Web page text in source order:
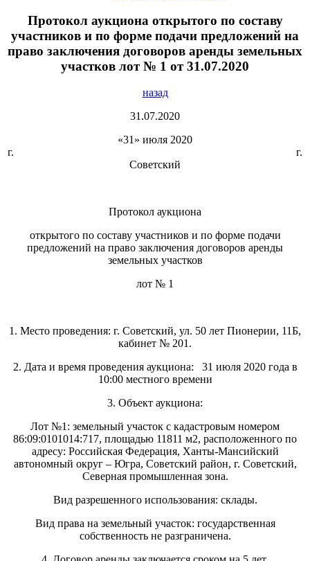
Протокол аукциона открытого по составу
участников и по форме подачи предложений на
право заключения договоров аренды земельных
участков лот № 1 от 31.07.2020
назад
31.07.2020
«31» июля 2020
г. г.
Советский
Протокол аукциона
открытого по составу участников и по форме подачи
предложений на право заключения договоров аренды
земельных участков
лот № 1
1. Место проведения: г. Советский, ул. 50 лет Пионерии, 11Б,
кабинет № 201.
2. Дата и время проведения аукциона: 31 июля 2020 года в
10:00 местного времени
3. Объект аукциона:
Лот №1: земельный участок с кадастровым номером
86:09:0101014:717, площадью 11811 м2, расположенного по
адресу: Российская Федерация, Ханты-Мансийский
автономный округ – Югра, Советский район, г. Советский,
Северная промышленная зона.
Вид разрешенного использования: склады.
Вид права на земельный участок: государственная
собственность не разграничена.